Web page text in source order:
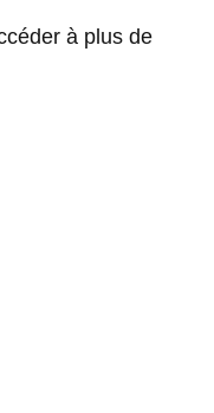
à plus de